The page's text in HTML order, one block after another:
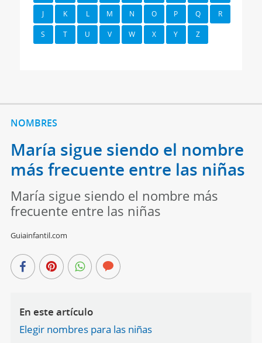
J K L M N O P Q R
S T U V W X Y Z
NOMBRES
María sigue siendo el nombre
más frecuente entre las niñas
María sigue siendo el nombre más
frecuente entre las niñas
Guiainfantil.com
En este artículo
Elegir nombres para las niñas